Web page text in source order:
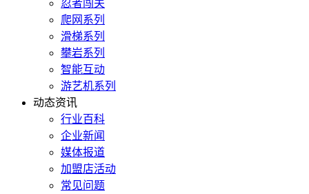
忍者闯关
爬网系列
滑梯系列
攀岩系列
智能互动
游艺机系列
动态资讯
行业百科
企业新闻
媒体报道
加盟店活动
常见问题